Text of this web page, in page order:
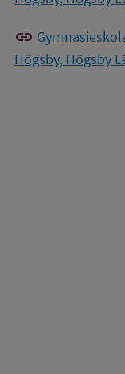
link
Högsby, Högsby